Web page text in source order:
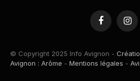
Facebook
© Copyright 2025 Info Avignon -
Avignon : Arôme - Mentions légales -